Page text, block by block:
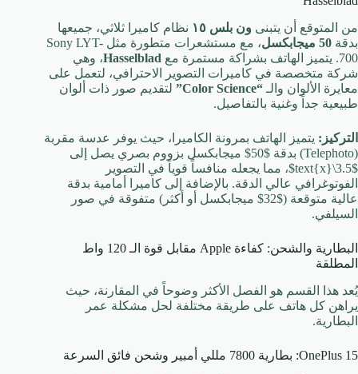
من المتوقع أن يتبنى ون بلس ١٥
نظام كاميرا ثلاثي، جميعها
بدقة 50 ميجابكسل
، مع مستشعرات متطورة مثل Sony LYT-
700. يتميز الهاتف بشراكة مستمرة مع
Hasselblad، وهي
شركة متخصصة في كاميرات التصوير الاحترافي، لتعمل على
معايرة الألوان والـ “Color Science”
لتقديم صور ذات ألوان
طبيعية جداً وغنية بالتفاصيل.
التركيز: يتميز الهاتف بمرونة الكاميرا، حيث يوفر عدسة مقربة
(Telephoto) بدقة
$50$
ميجابكسل بزووم بصري يصل إلى
$3.5\text{x}$
، مما يجعله منافساً قوياً في التصوير
الفوتوغرافي عالي الدقة. بالإضافة إلى كاميرا أمامية بدقة
عالية متوقعة ($32$
ميجابكسل أو أكثر) متفوقة في صور
السيلفي.
البطارية والشحن: كفاءة Apple مقابل قوة الـ 120 واط
المطلقة
يُعد هذا القسم هو الفصل الأكثر وضوحاً في المقارنة، حيث
يراهن كل هاتف على طريقة مختلفة لحل مشكلة عمر
البطارية.
OnePlus 15: بطارية 7800 مللي أمبير وشحن فائق السرعة